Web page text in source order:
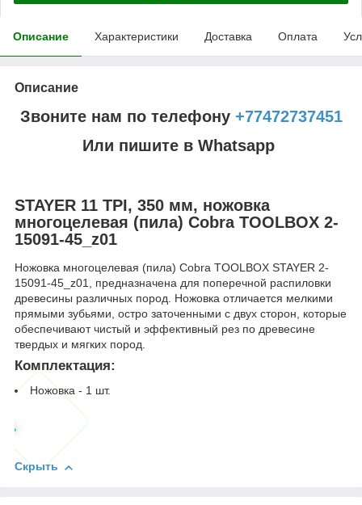
Описание Характеристики Доставка Оплата
Описание
Звоните нам по телефону +77472737451
Или пишите в Whatsapp
STAYER 11 TPI, 350 мм, ножовка
многоцелевая (пила) Cobra TOOLBOX 2-
15091-45_z01
Ножовка многоцелевая (пила) Cobra TOOLBOX STAYER 2-
15091-45_z01, предназначена для поперечной распиловки
древесины различных пород. Ножовка отличается мелкими
прямыми зубьями, остро заточенными с двух сторон, которые
обеспечивают чистый и эффективный рез по древесине
твердых и мягких пород.
Комплектация:
Ножовка - 1 шт.
Скрыть